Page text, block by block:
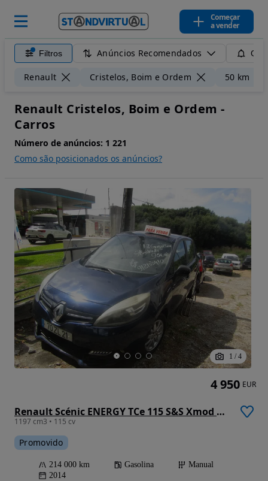
Começar
a vender
Filtros Anúncios Recomendados
Renault Cristelos, Boim e Ordem 50 km
Renault Cristelos, Boim e Ordem -
Carros
Número de anúncios: 1 221
Como são posicionados os anúncios?
1 / 4
Renault Scénic ENERGY TCe 115 S&S Xmod Bose Edition
1197 cm3 • 115 cv
Promovido
214 000 km Gasolina
Manual
2014
4 950 EUR